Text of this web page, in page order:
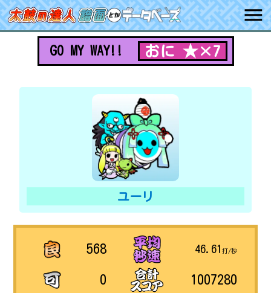
GO MY WAY!! おに ★×7
ユーリ
568
0
46.61打/秒
1007280